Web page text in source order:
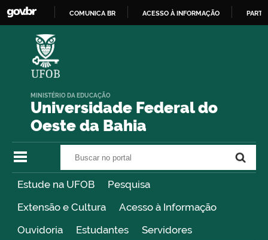
COMUNICA BR ACESSO À INFORMAÇÃO
Universidade Federal do
Oeste da Bahia
MINISTÉRIO DA EDUCAÇÃO
Estude na UFOB
Pesquisa
Extensão e Cultura
Acesso à Informação
Ouvidoria
Estudantes Servidores